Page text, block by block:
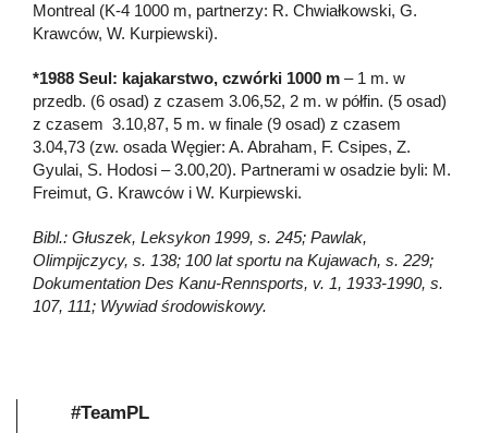
Montreal (K-4 1000 m, partnerzy: R. Chwiałkowski, G.
Krawców, W. Kurpiewski).
*1988 Seul: kajakarstwo, czwórki 1000 m – 1 m. w
przedb. (6 osad) z czasem 3.06,52, 2 m. w półfin. (5 osad)
z czasem 3.10,87, 5 m. w finale (9 osad) z czasem
3.04,73 (zw. osada Węgier: A. Abraham, F. Csipes, Z.
Gyulai, S. Hodosi – 3.00,20). Partnerami w osadzie byli: M.
Freimut, G. Krawców i W. Kurpiewski.
Bibl.: Głuszek, Leksykon 1999, s. 245; Pawlak,
Olimpijczycy, s. 138; 100 lat sportu na Kujawach, s. 229;
Dokumentation Des Kanu-Rennsports, v. 1, 1933-1990, s.
107, 111; Wywiad środowiskowy.
#TeamPL